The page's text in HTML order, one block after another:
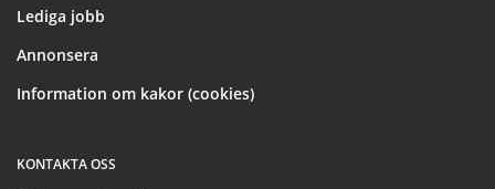
Lediga jobb
Annonsera
Information om kakor (cookies)
KONTAKTA OSS